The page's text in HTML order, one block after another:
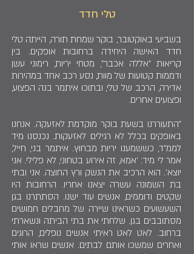
טלי חדד
בשביעי באוקטובר, בוקר שמחת תורה, הייתה טלי
חדד האישה היחידה ברחובות אופקים. בין
קריאות "אללה אכבר", מטחי יריות, רימוני עשן
ודממות קטועות של מוות, נסע רכב אחד במהירות
אדירה, הרכב של טלי, ובתוכו איתמר בנה הפצוע,
ופצועים אחרים.
"התעוררנו בשעת בוקר מוקדמת לאזעקה. אנחנו
באופקים בכלל לא רגילים לאזעקות. נכנסנו מיד
לממ"ד, כששמענו יריות מבחוץ. איתמר בני, חייל,
אמר לי מיד: 'אמא, זה אירוע בטחוני, לא פלילי. אני
יוצא'. הוא הרכיב את הנשק ורץ החוצה. אני ובתי
בת השמונה עשרה יצאנו אחריו. הרחובות היו
שקטים ודוממים, אנשים עוד ישנו. הסתתרנו בגן
השעשועים כשראינו שיירה של מחבלים חמושים
מסתובבים בגן. שלחתי את בתי הביתה ונשארתי
ברחוב. לאט לאט ראיתי אנשים נופלים, הרוגים
ואחרים שמשכו אותם לבתים. אנשים שראו אותי